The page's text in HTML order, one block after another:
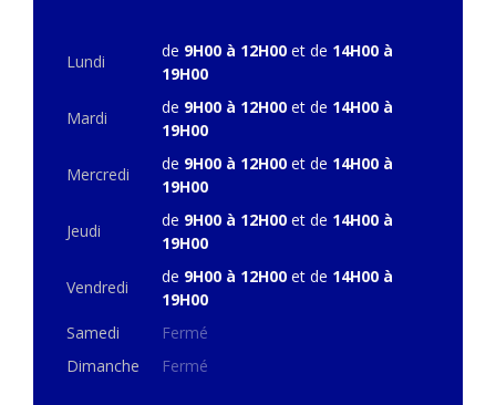
Lundi
de 9H00 à 12H00 et de 14H00 à
19H00
Mardi
de 9H00 à 12H00 et de 14H00 à
19H00
Mercredi
de 9H00 à 12H00 et de 14H00 à
19H00
Jeudi
de 9H00 à 12H00 et de 14H00 à
19H00
Vendredi
de 9H00 à 12H00 et de 14H00 à
19H00
Samedi
Fermé
Dimanche
Fermé